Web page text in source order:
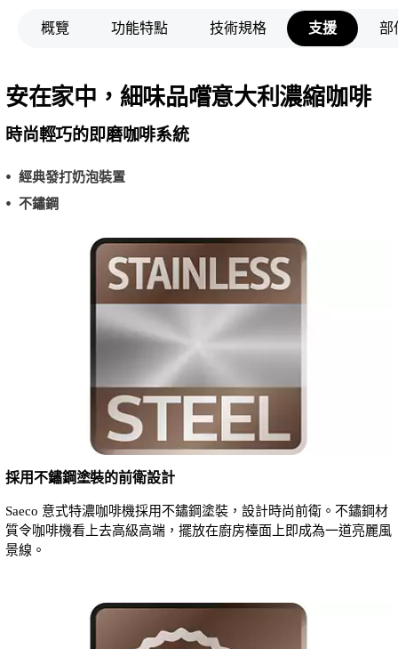
概覽 功能特點 技術規格 支援 部
安在家中，細味品嚐意大利濃縮咖啡
時尚輕巧的即磨咖啡系統
經典發打奶泡裝置
不鏽鋼
採用不鏽鋼塗裝的前衛設計
Saeco 意式特濃咖啡機採用不鏽鋼塗裝，設計時尚前衛。不鏽鋼材
質令咖啡機看上去高級高端，擺放在廚房檯面上即成為一道亮麗風
景線。